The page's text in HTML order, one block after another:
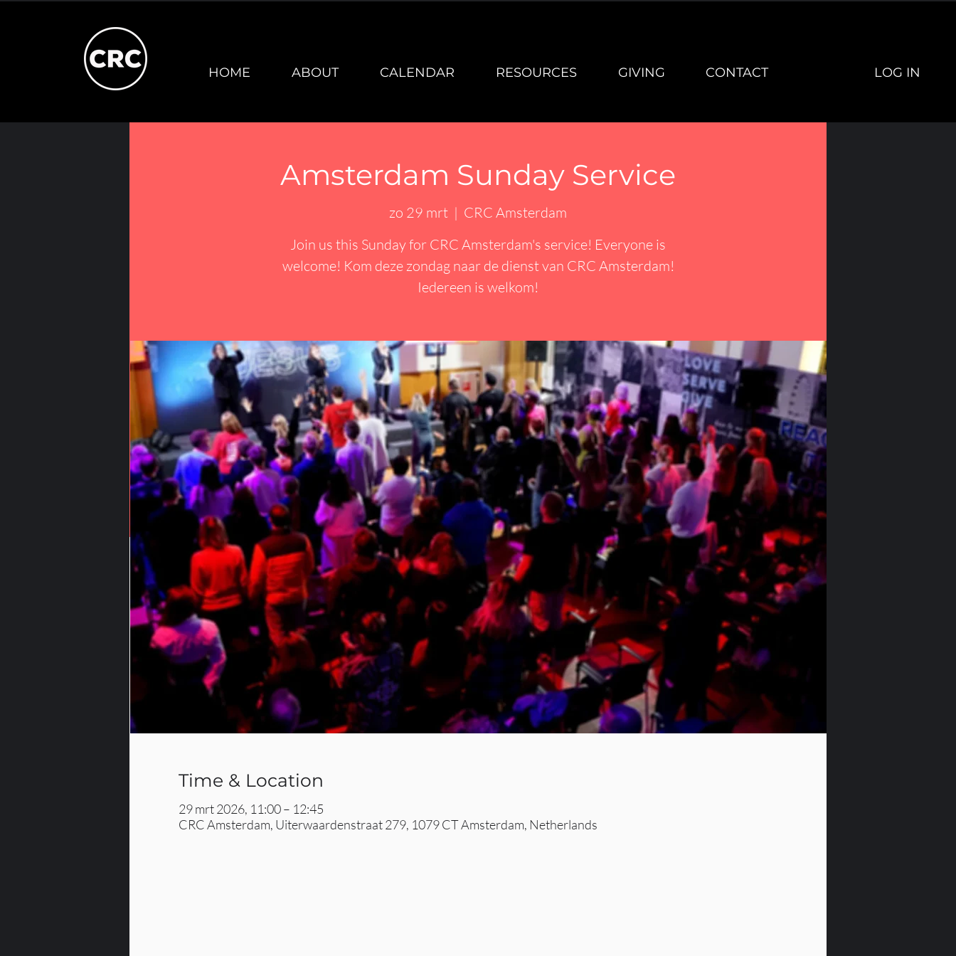
HOME ABOUT CALENDAR RESOURCES GIVING CONTACT LOG IN
Amsterdam Sunday Service
zo 29 mrt
  |
CRC Amsterdam
Join us this Sunday for CRC Amsterdam's service! Everyone is
welcome! Kom deze zondag naar de dienst van CRC Amsterdam!
Iedereen is welkom!
Time & Location
29 mrt 2026, 11:00 – 12:45
CRC Amsterdam, Uiterwaardenstraat 279, 1079 CT Amsterdam, Netherlands